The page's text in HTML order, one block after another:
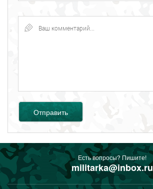
Отправить
Есть вопросы? Пишите!
militarka@inbox.ru